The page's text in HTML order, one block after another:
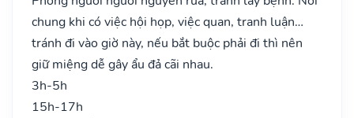
chung khi có việc hội họp, việc quan, tranh luận…
tránh đi vào giờ này, nếu bắt buộc phải đi thì nên
giữ miệng dễ gây ẩu đả cãi nhau.
3h-5h
15h-17h